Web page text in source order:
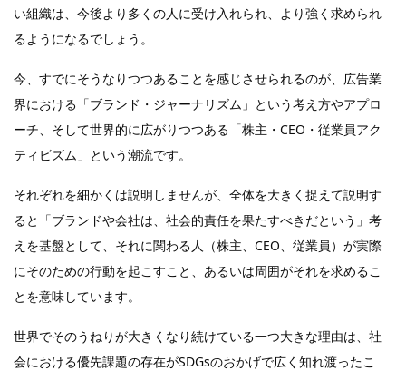
い組織は、今後より多くの人に受け入れられ、より強く求められ
るようになるでしょう。
今、すでにそうなりつつあることを感じさせられるのが、広告業
界における「ブランド・ジャーナリズム」という考え方やアプロ
ーチ、そして世界的に広がりつつある「株主・CEO・従業員アク
ティビズム」という潮流です。
それぞれを細かくは説明しませんが、全体を大きく捉えて説明す
ると「ブランドや会社は、社会的責任を果たすべきだという」考
えを基盤として、それに関わる人（株主、CEO、従業員）が実際
にそのための行動を起こすこと、あるいは周囲がそれを求めるこ
とを意味しています。
世界でそのうねりが大きくなり続けている一つ大きな理由は、社
会における優先課題の存在がSDGsのおかげで広く知れ渡ったこ